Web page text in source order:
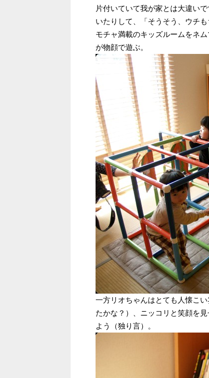
片付いていて我が家とは大違い
いたりして、「そうそう、ウチ
モチャ満載のキッズルームをネ
が物顔で遊ぶ。
一方リオちゃんはとても人懐こ
たかな？）、ニッコリと笑顔を
よう（独り言）。